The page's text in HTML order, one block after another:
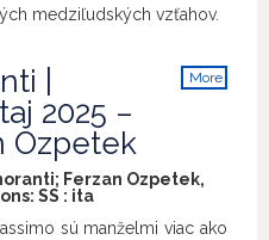
medziľudských vzťahov.
More
|
2025 –
Ozpetek
Ferzan Ozpetek,
SS : ita
sú manželmi viac ako